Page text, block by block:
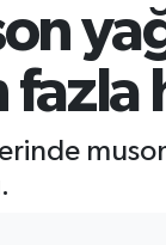
13.703